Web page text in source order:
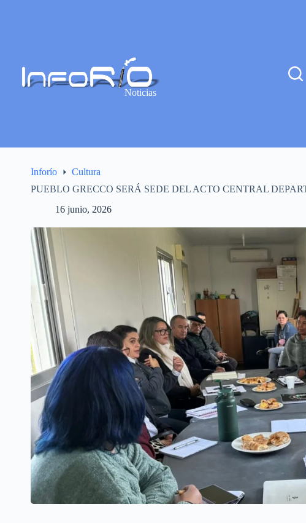
Noticias
Inforío
Cultura
PUEBLO GRECCO SERÁ SEDE DEL ACTO CENTRAL
16 junio, 2026